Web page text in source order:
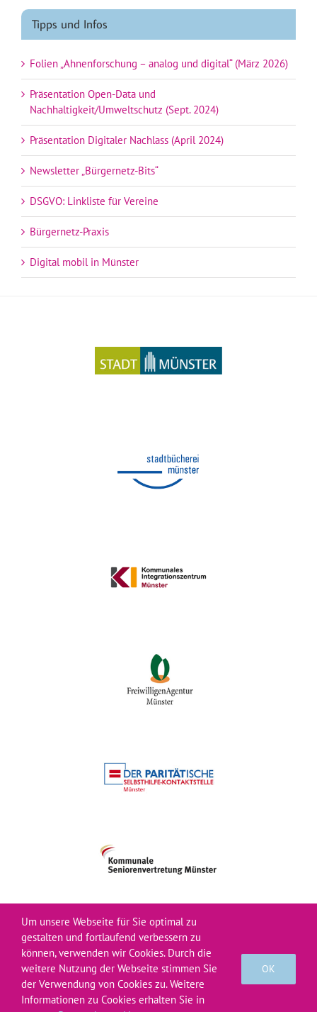
Tipps und Infos
Folien „Ahnenforschung – analog und digital“ (März 2026)
Präsentation Open-Data und
Nachhaltigkeit/Umweltschutz (Sept. 2024)
Präsentation Digitaler Nachlass (April 2024)
Newsletter „Bürgernetz-Bits“
DSGVO: Linkliste für Vereine
Bürgernetz-Praxis
Digital mobil in Münster
© Verein Bürgernetz 2026
Facebook
Um unsere Webseite für Sie optimal zu
gestalten und fortlaufend verbessern zu
können, verwenden wir Cookies. Durch die
weitere Nutzung der Webseite stimmen Sie
der Verwendung von Cookies zu. Weitere
Informationen zu Cookies erhalten Sie in
OK